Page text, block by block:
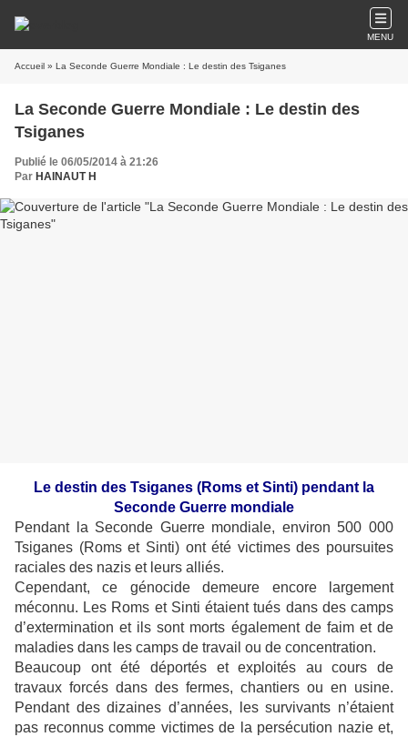
MENU
Accueil » La Seconde Guerre Mondiale : Le destin des Tsiganes
La Seconde Guerre Mondiale : Le destin des
Tsiganes
Publié le 06/05/2014 à 21:26
Par HAINAUT H
Le destin des Tsiganes (Roms et Sinti) pendant la
Seconde Guerre mondiale
Pendant la Seconde Guerre mondiale, environ 500 000
Tsiganes (Roms et Sinti) ont été victimes des poursuites
raciales des nazis et leurs alliés.
Cependant, ce génocide demeure encore largement
méconnu. Les Roms et Sinti étaient tués dans des camps
d’extermination et ils sont morts également de faim et de
maladies dans les camps de travail ou de concentration.
Beaucoup ont été déportés et exploités au cours de
travaux forcés dans des fermes, chantiers ou en usine.
Pendant des dizaines d’années, les survivants n’étaient
pas reconnus comme victimes de la persécution nazie et,